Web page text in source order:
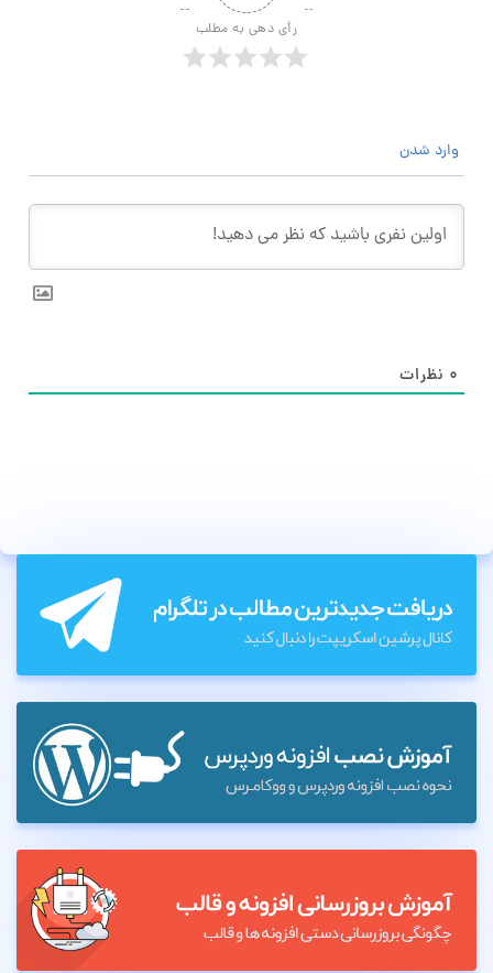
رأی دهی به مطلب
وارد شدن
۰ نظرات